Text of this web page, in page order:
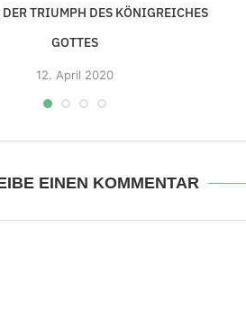
TRIUMPH DES KÖNIGREICHES
GOTTES
12. April 2020
EINEN KOMMENTAR